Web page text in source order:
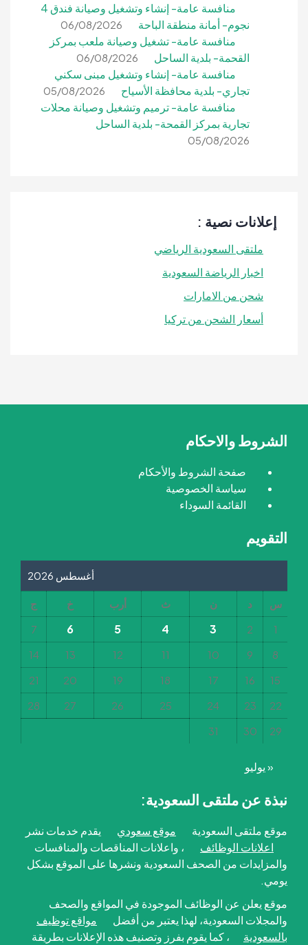
منافسة عامة- إنشاء وتشغيل وصيانة فندق 4
نجوم- أمانة منطقة الباحة
06/08/2026
منافسة عامة- تشغيل وصيانة ملعب بمركز
القحمة- بلدية الساحل
06/08/2026
منافسة عامة- إنشاء وتشغيل مبنى سكني
تجاري- بلدية محافظة الأسياح
05/08/2026
منافسة عامة- ترميم وتشغيل وصيانة محلات
تجارية بمركز القمحة- بلدية الساحل
05/08/2026
إعلانات نصية :
ملتقى السعودية الرياضي
اخبار الرياضة السعودية
شحن من الامارات
أسعار الشحن من تركيا
الشروط والاحكام
صفحة الشروط والأحكام
سياسة الخصوصية
القائمة السوداء
التقويم
أغسطس 2026
س د ن ث أرب خ
ج
1
2
3
4
5
6
7
8
9
10
11
12
13
14
15
16
17
18
19
20
21
22
23
24
25
26
27
28
29
30
31
« يوليو
نبذة عن ملتقى السعودية:
موقع ملتقى السعودية موقع سعودي
يقدم خدمات نشر
اعلانات الوظائف
، واعلانات المناقصات والمنافسات
والمزايدات من الصحف السعودية ونشرها على الموقع بشكل
يومي.
موقع يعلن عن الوظائف الموجودة في المواقع والصحف
والمجلات السعودية، لهذا يعتبر من أفضل
مواقع توظيف
بالسعودية
، كما يقوم بفرز وتصنيف هذه الإعلانات بطريقة